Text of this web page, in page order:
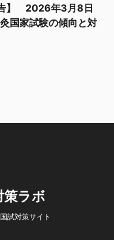
告】 2026年3月8日
国家試験の傾向と対
策ラボ
試対策サイト